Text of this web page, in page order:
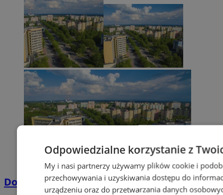
Dowody osobiste z odciskami palców
Odpowiedzialne korzystanie z
My i nasi partnerzy używamy plików cookie i
przechowywania i uzyskiwania dostępu do
urządzeniu oraz do przetwarzania danych